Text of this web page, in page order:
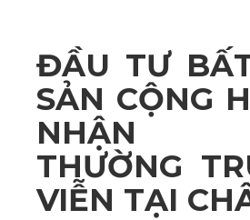
ĐẦU TƯ
SẢN CỘNG
NHẬN
THƯỜNG
VIỄN TẠI